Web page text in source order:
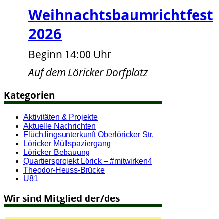
Weihnachtsbaumrichtfest
2026
Beginn 14:00 Uhr
Auf dem Löricker Dorfplatz
Kategorien
Aktivitäten & Projekte
Aktuelle Nachrichten
Flüchtlingsunterkunft Oberlöricker Str.
Löricker Müllspaziergang
Löricker-Bebauung
Quartiersprojekt Lörick – #mitwirken4
Theodor-Heuss-Brücke
U81
Wir sind Mitglied der/des